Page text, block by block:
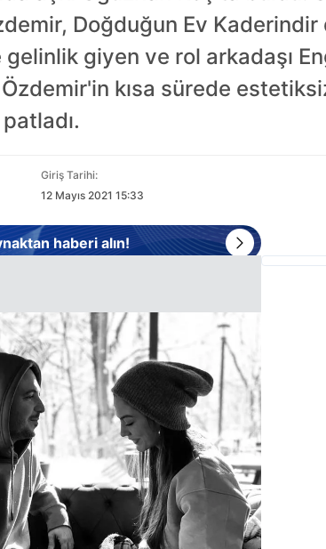
Doğduğun Ev
giyen ve rol arkadaşı
kısa sürede
Giriş Tarihi:
12 Mayıs 2021 15:33
haberi alın!